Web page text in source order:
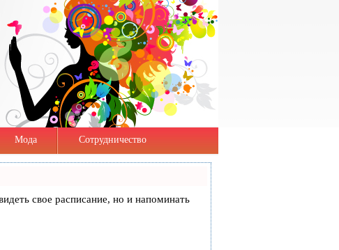
Мода Сотрудничество
свое расписание, но и напоминать